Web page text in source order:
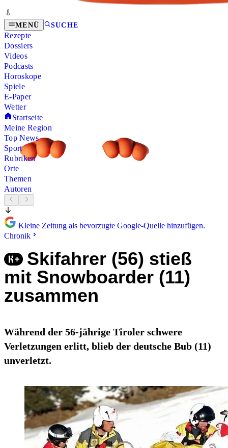
MENÜ SUCHE
Rezepte
Dossiers
Videos
Podcasts
Horoskope
Spiele
E-Paper
Wetter
Startseite
Meine Region
Top News
Sport
Rubriken
Orte
Themen
Autoren
Kleine Zeitung als bevorzugte Google-Quelle hinzufügen.
Chronik
Skifahrer (56) stieß
mit Snowboarder (11)
zusammen
Während der 56-jährige Tiroler schwere
Verletzungen erlitt, blieb der deutsche Bub (11)
unverletzt.